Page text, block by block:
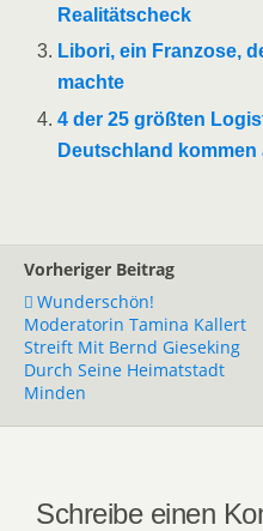
Realitätscheck
Libori, ein Franzose,
machte
4 der 25 größten
Deutschland kommen
Vorheriger Beitrag
Wunderschön!
Moderatorin Tamina Kallert
Streift Mit Bernd Gieseking
Durch Seine Heimatstadt
Minden
Schreibe einen